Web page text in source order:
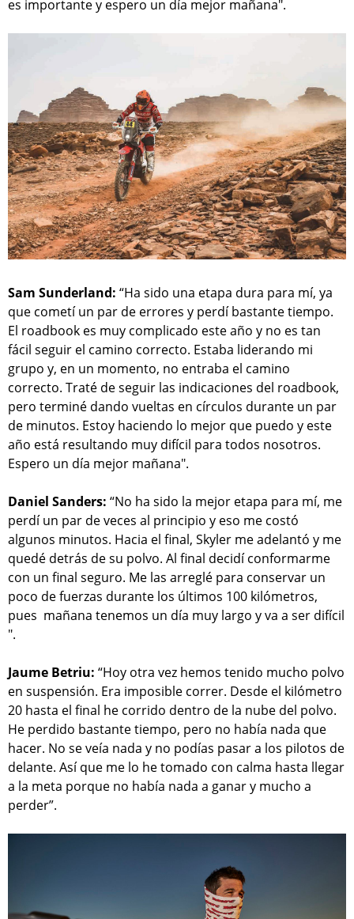
es importante y espero un día mejor mañana".
Sam Sunderland: “Ha sido una etapa dura para mí, ya
que cometí un par de errores y perdí bastante tiempo.
El roadbook es muy complicado este año y no es tan
fácil seguir el camino correcto. Estaba liderando mi
grupo y, en un momento, no entraba el camino
correcto. Traté de seguir las indicaciones del roadbook,
pero terminé dando vueltas en círculos durante un par
de minutos. Estoy haciendo lo mejor que puedo y este
año está resultando muy difícil para todos nosotros.
Espero un día mejor mañana".
Daniel Sanders: “No ha sido la mejor etapa para mí, me
perdí un par de veces al principio y eso me costó
algunos minutos. Hacia el final, Skyler me adelantó y me
quedé detrás de su polvo. Al final decidí conformarme
con un final seguro. Me las arreglé para conservar un
poco de fuerzas durante los últimos 100 kilómetros,
pues mañana tenemos un día muy largo y va a ser difícil
".
Jaume Betriu: “Hoy otra vez hemos tenido mucho polvo
en suspensión. Era imposible correr. Desde el kilómetro
20 hasta el final he corrido dentro de la nube del polvo.
He perdido bastante tiempo, pero no había nada que
hacer. No se veía nada y no podías pasar a los pilotos de
delante. Así que me lo he tomado con calma hasta llegar
a la meta porque no había nada a ganar y mucho a
perder”.